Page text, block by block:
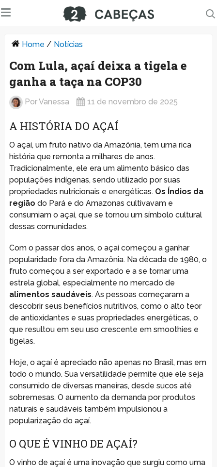
Home / Notícias
Com Lula, açaí deixa a tigela e
ganha a taça na COP30
PorVanessa 11 de novembro de 2025
A HISTÓRIA DO AÇAÍ
O açaí, um fruto nativo da Amazônia, tem uma rica
história que remonta a milhares de anos.
Tradicionalmente, ele era um alimento básico das
populações indígenas, sendo utilizado por suas
propriedades nutricionais e energéticas. Os Índios da
região do Pará e do Amazonas cultivavam e
consumiam o açaí, que se tornou um símbolo cultural
dessas comunidades.
Com o passar dos anos, o açaí começou a ganhar
popularidade fora da Amazônia. Na década de 1980, o
fruto começou a ser exportado e a se tornar uma
estrela global, especialmente no mercado de
alimentos saudáveis. As pessoas começaram a
descobrir seus benefícios nutritivos, como o alto teor
de antioxidantes e suas propriedades energéticas, o
que resultou em seu uso crescente em smoothies e
tigelas.
Hoje, o açaí é apreciado não apenas no Brasil, mas em
todo o mundo. Sua versatilidade permite que ele seja
consumido de diversas maneiras, desde sucos até
sobremesas. O aumento da demanda por produtos
naturais e saudáveis também impulsionou a
popularização do açaí.
O QUE É VINHO DE AÇAÍ?
O vinho de açaí é uma inovação que surgiu como uma